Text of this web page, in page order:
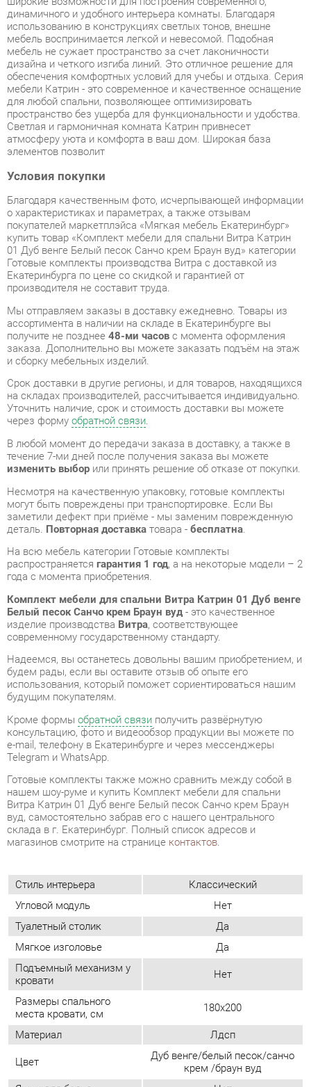
обеспечения комфортных условий для учебы и отдыха. Серия
мебели Катрин - это современное и качественное оснащение
для любой спальни, позволяющее оптимизировать
пространство без ущерба для функциональности и удобства.
Светлая и гармоничная комната Катрин привнесет
атмосферу уюта и комфорта в ваш дом. Широкая база
элементов позволит
Условия покупки
Благодаря качественным фото, исчерпывающей информации
о характеристиках и параметрах, а также отзывам
покупателей маркетплэйса «Мягкая мебель Екатеринбург»
01 Дуб венге Белый песок Санчо крем Браун вуд» категории
Екатеринбурга по цене со скидкой и гарантией от
производителя не составит труда.
Мы отправляем заказы в доставку ежедневно. Товары из
ассортимента в наличии на складе в Екатеринбурге вы
получите не позднее 48-ми часовс момента оформления
заказа. Дополнительно вы можете заказать подъём на этаж
и сборку мебельных изделий.
Срок доставки в другие регионы, и для товаров, находящихся
на складах производителей, рассчитывается индивидуально.
Уточнить наличие, срок и стоимость доставки вы можете
через форму обратной связи
В любой момент до передачи заказа в доставку, а также в
изменить выборили принять решение об отказе от покупки.
Несмотря на качественную упаковку, готовые комплекты
могут быть повреждены при транспортировке. Если Вы
деталь.Повторная доставкатовара -бесплатна.
На всю мебель категории Готовые комплекты
года с момента приобретения.
Комплект мебели для спальни Витра Катрин 01 Дуб венге
Белый песок Санчо крем Браун вуд- это качественное
изделие производстваВитра, соответствующее
современному государственному стандарту.
Надеемся, вы останетесь довольны вашим приобретением, и
будем рады, если вы оставите отзыв об опыте его
использования, который поможет сориентироваться нашим
будущим покупателям.
Кроме формыобратной связиполучить развёрнутую
консультацию, фото и видеообзор продукции вы можете по
e-mail, телефону в Екатеринбурге и через мессенджеры
Telegram и WhatsApp.
Готовые комплекты также можно сравнить между собой в
нашем шоу-руме и купить Комплект мебели для спальни
вуд, самостоятельно забрав его с нашего центрального
склада в г. Екатеринбург. Полный список адресов и
магазинов смотрите на страницеконтактов.
Стиль интерьера Классический
Угловой модуль
Нет
Туалетный столик
Да
Мягкое изголовье
Да
кровати
Нет
Размеры спального
места кровати, см
180x200
Материал Лдсп
Цвет
Дуб венге/белый песок/санчо
Ящик для белья
ОТЗЫВЫ
Пока нет отзывов, поделитесь первым своим мнением.
ДОБАВИТЬ ОТЗЫВ